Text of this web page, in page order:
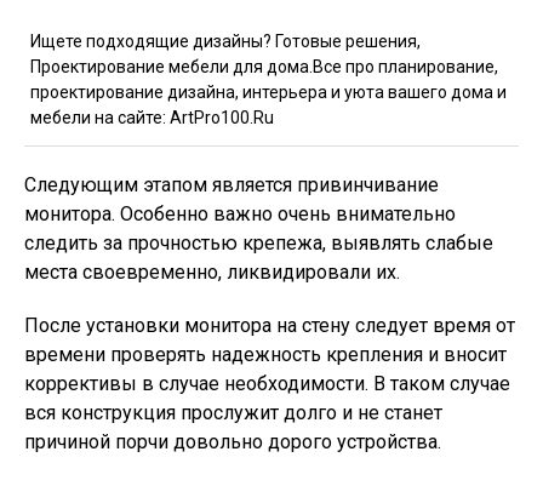
Ищете подходящие дизайны? Готовые решения,
Проектирование мебели для дома.Все про планирование,
проектирование дизайна, интерьера и уюта вашего дома и
мебели на сайте: ArtPro100.Ru
Следующим этапом является привинчивание
монитора. Особенно важно очень внимательно
следить за прочностью крепежа, выявлять слабые
места своевременно, ликвидировали их.
После установки монитора на стену следует время от
времени проверять надежность крепления и вносит
коррективы в случае необходимости. В таком случае
вся конструкция прослужит долго и не станет
причиной порчи довольно дорого устройства.